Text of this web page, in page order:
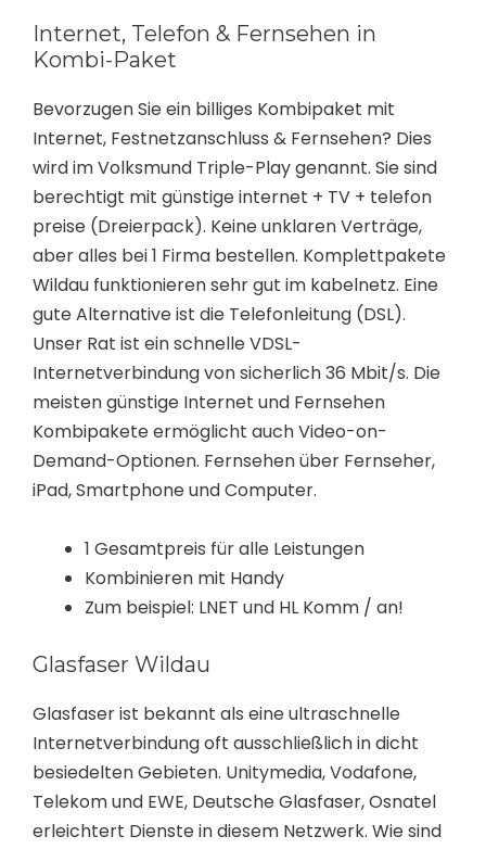
Internet, Telefon & Fernsehen in
Kombi-Paket
Bevorzugen Sie ein billiges Kombipaket mit
Internet, Festnetzanschluss & Fernsehen? Dies
wird im Volksmund Triple-Play genannt. Sie sind
berechtigt mit günstige internet + TV + telefon
preise (Dreierpack). Keine unklaren Verträge,
aber alles bei 1 Firma bestellen. Komplettpakete
Wildau funktionieren sehr gut im kabelnetz. Eine
gute Alternative ist die Telefonleitung (DSL).
Unser Rat ist ein schnelle VDSL-
Internetverbindung von sicherlich 36 Mbit/s. Die
meisten günstige Internet und Fernsehen
Kombipakete ermöglicht auch Video-on-
Demand-Optionen. Fernsehen über Fernseher,
iPad, Smartphone und Computer.
1 Gesamtpreis für alle Leistungen
Kombinieren mit Handy
Zum beispiel: LNET und HL Komm / an!
Glasfaser Wildau
Glasfaser ist bekannt als eine ultraschnelle
Internetverbindung oft ausschließlich in dicht
besiedelten Gebieten. Unitymedia, Vodafone,
Telekom und EWE, Deutsche Glasfaser, Osnatel
erleichtert Dienste in diesem Netzwerk. Wie sind